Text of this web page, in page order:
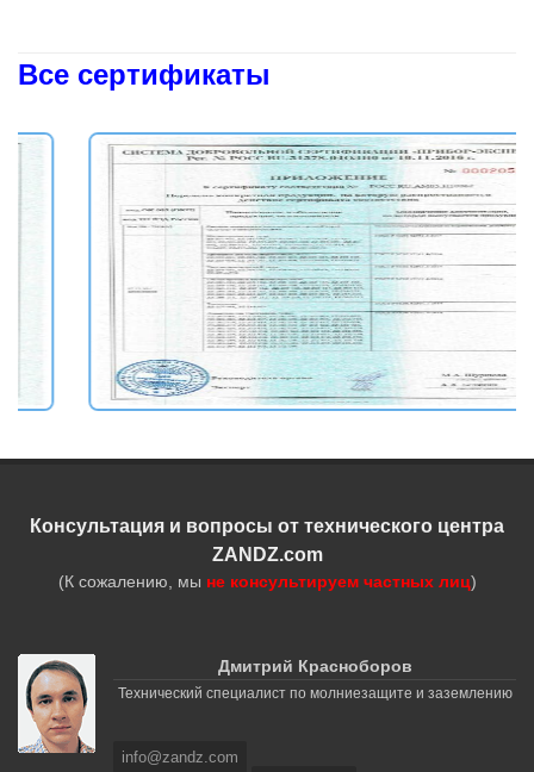
Все сертификаты
Консультация и вопросы от технического центра
ZANDZ.com
(К сожалению, мы не консультируем частных лиц)
Дмитрий Красноборов
Технический специалист по молниезащите и заземлению
info@zandz.com